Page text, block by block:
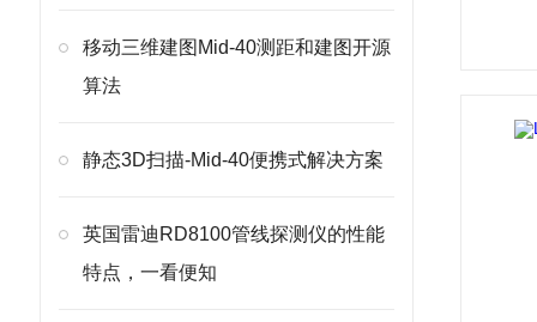
移动三维建图Mid-40测距和建图开源
算法
静态3D扫描-Mid-40便携式解决方案
英国雷迪RD8100管线探测仪的性能
特点，一看便知